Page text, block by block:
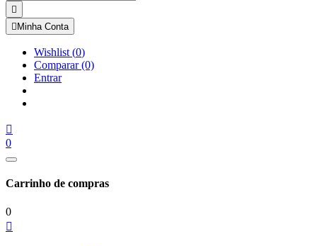

 Minha Conta
Wishlist (0)
Comparar(0)
Entrar

0
Carrinho de compras
0
